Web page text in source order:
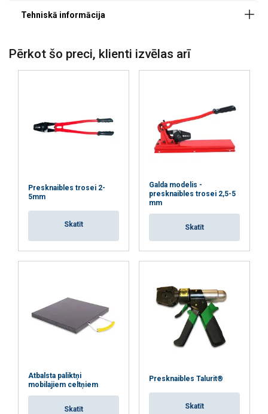
Pērkot šo preci, klienti izvēlas arī
Presknaibles trosei 2-
5mm
Skatīt
Galda modelis -
presknaibles trosei 2,5-5
mm
Skatīt
Atbalsta paliktņi
mobilajiem celtņiem
Skatīt
Presknaibles Talurit®
Skatīt